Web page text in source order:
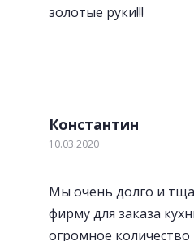
золотые руки!!!
Константин
10.03.2020
Мы очень долго и
фирму для заказа
огромное